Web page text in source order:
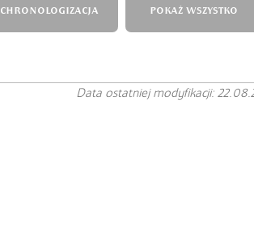
CHRONOLOGIZACJA POKAŻ WSZYSTKO
Data ostatniej modyfikacji: